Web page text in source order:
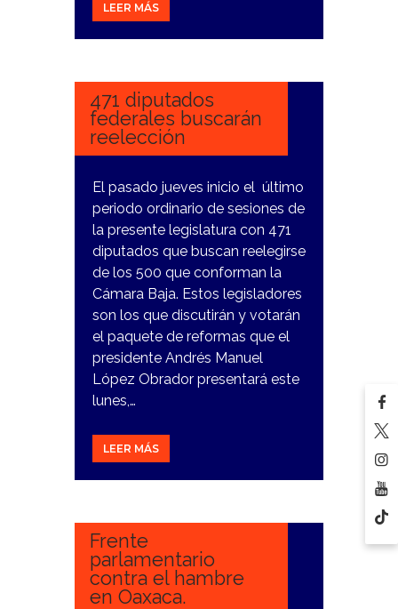
LEER MÁS
5
471 diputados
federales buscarán
reelección
El pasado jueves inicio el último
periodo ordinario de sesiones de
la presente legislatura con 471
diputados que buscan reelegirse
de los 500 que conforman la
Cámara Baja. Estos legisladores
son los que discutirán y votarán
el paquete de reformas que el
presidente Andrés Manuel
López Obrador presentará este
lunes,…
LEER MÁS
22
Frente
parlamentario
contra el hambre
en Oaxaca.